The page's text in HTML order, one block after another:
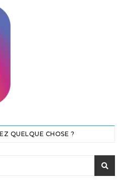
QUELQUE CHOSE ?